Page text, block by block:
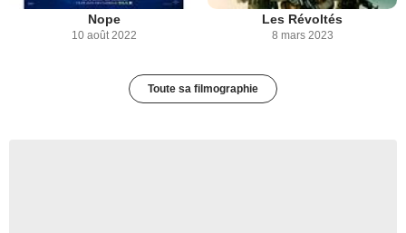
Nope
10 août 2022
Les Révoltés
8 mars 2023
Toute sa filmographie